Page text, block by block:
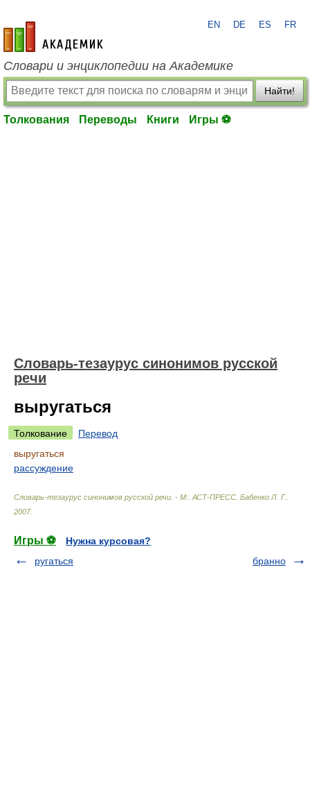
academic.ru
EN DE ES FR
Словари и энциклопедии на Академике
Найти!
Толкования Переводы Книги Игры ⚽
Словарь-тезаурус синонимов русской
речи
выругаться
Толкование
Перевод
выругаться
рассуждение
Словарь-тезаурус синонимов русской речи. - М:. АСТ-ПРЕСС Бабенко Л. Г.
2007.
Игры ⚽
Нужна курсовая?
ругаться
бранно